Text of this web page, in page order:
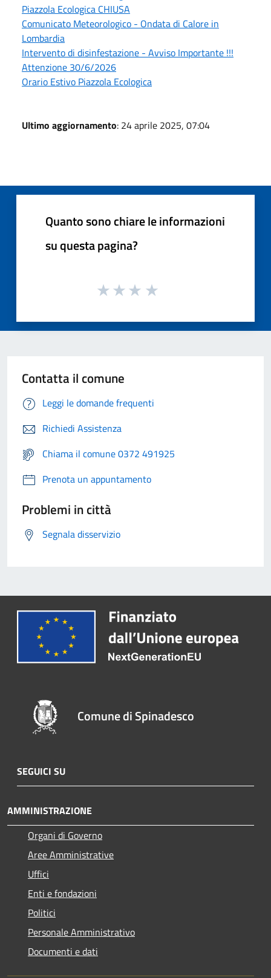
Piazzola Ecologica CHIUSA
Comunicato Meteorologico - Ondata di Calore in
Lombardia
Intervento di disinfestazione - Avviso Importante !!!
Attenzione 30/6/2026
Orario Estivo Piazzola Ecologica
Ultimo aggiornamento: 24 aprile 2025, 07:04
Quanto sono chiare le informazioni
su questa pagina?
Contatta il comune
Leggi le domande frequenti
Richiedi Assistenza
Chiama il comune 0372 491925
Prenota un appuntamento
Problemi in città
Segnala disservizio
Comune di Spinadesco
SEGUICI SU
AMMINISTRAZIONE
Organi di Governo
Aree Amministrative
Uffici
Enti e fondazioni
Politici
Personale Amministrativo
Documenti e dati